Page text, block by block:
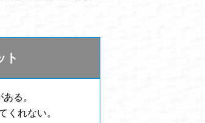
ト
る。
くれない。